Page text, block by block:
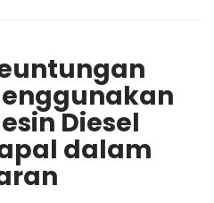
Diesel
dalam